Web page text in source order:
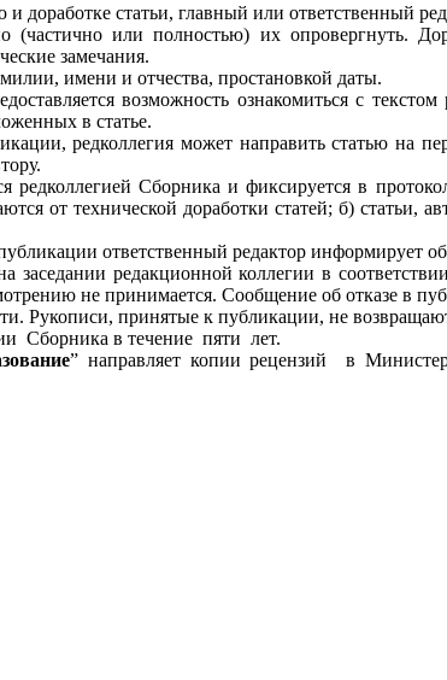
доработке статьи, главный или ответственный
(частично или полностью) их опровергнуть.
замечания.
имени и отчества, простановкой даты.
возможность ознакомиться с
в статье.
редколлегия может направить статью на
редколлегией Сборника и фиксируется в
от технической доработки статей; б) статьи,
ответственный редактор информирует
редакционной коллегии в
не принимается. Сообщение об отказе в
Рукописи, принятые к публикации, не
Сборника в течение пяти лет.
” направляет копии рецензий в